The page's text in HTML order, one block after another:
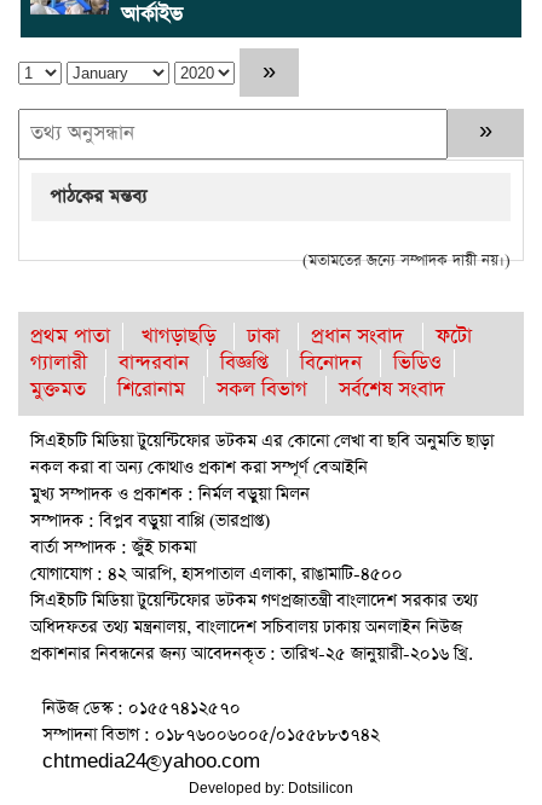
আর্কাইভ
পাঠকের মন্তব্য
(মতামতের জন্যে সম্পাদক দায়ী নয়।)
প্রথম পাতা খাগড়াছড়ি ঢাকা প্রধান সংবাদ
ফটো
গ্যালারী
বান্দরবান বিজ্ঞপ্তি বিনোদন
ভিডিও
মুক্তমত
শিরোনাম সকল বিভাগ সর্বশেষ সংবাদ
সিএইচটি মিডিয়া টুয়েন্টিফোর ডটকম এর কোনো লেখা বা ছবি অনুমতি ছাড়া
নকল করা বা অন্য কোথাও প্রকাশ করা সম্পূর্ণ বেআইনি
মুখ্য সম্পাদক ও প্রকাশক : নির্মল বড়ুয়া মিলন
সম্পাদক : বিপ্লব বড়ুয়া বাপ্পি (ভারপ্রাপ্ত)
বার্তা সম্পাদক : জুঁই চাকমা
যোগাযোগ : ৪২ আরপি, হাসপাতাল এলাকা, রাঙামাটি-৪৫০০
সিএইচটি মিডিয়া টুয়েন্টিফোর ডটকম গণপ্রজাতন্ত্রী বাংলাদেশ সরকার তথ্য
অধিদফতর তথ্য মন্ত্রনালয়, বাংলাদেশ সচিবালয় ঢাকায় অনলাইন নিউজ
প্রকাশনার নিবন্ধনের জন্য আবেদনকৃত : তারিখ-২৫ জানুয়ারী-২০১৬ খ্রি.
নিউজ ডেস্ক : ০১৫৫৭৪১২৫৭০
সম্পাদনা বিভাগ : ০১৮৭৬০০৬০০৫/০১৫৫৮৮৩৭৪২
chtmedia24@yahoo.com
Developed by: Dotsilicon